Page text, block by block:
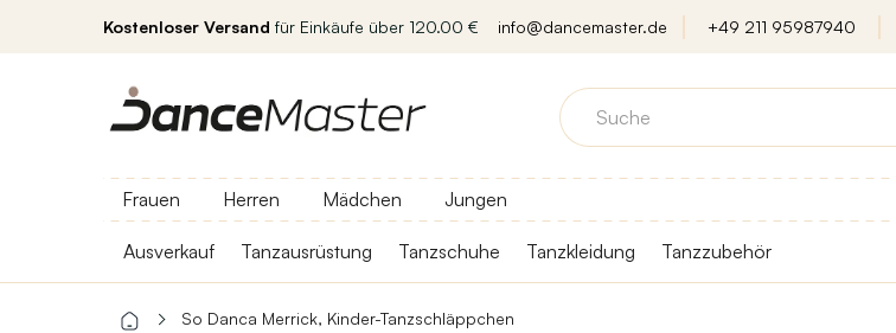
Kostenloser Versand für Einkäufe über 120.00 € info@dancemaster.de +49 211 95987940
Frauen Herren Mädchen Jungen
Ausverkauf Tanzausrüstung Tanzschuhe Tanzkleidung Tanzzubehör
So Danca Merrick, Kinder-Tanzschläppchen